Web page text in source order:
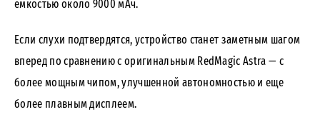
емкостью около 9000 мАч.
Если слухи подтвердятся, устройство станет заметным шагом
вперед по сравнению с оригинальным RedMagic Astra — с
более мощным чипом, улучшенной автономностью и еще
более плавным дисплеем.